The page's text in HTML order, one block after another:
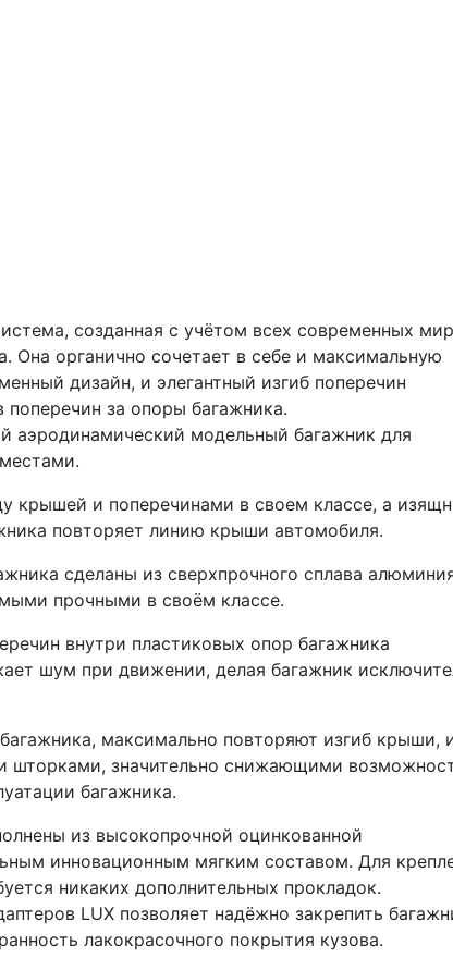
созданная с учётом всех современных
Она органично сочетает в себе и максимальную
дизайн, и элегантный изгиб поперечин
за опоры багажника.
аэродинамический модельный багажник для
крышей и поперечинами в своем классе, а
повторяет линию крыши автомобиля.
сделаны из сверхпрочного сплава
прочными в своём классе.
внутри пластиковых опор багажника
шум при движении, делая багажник
максимально повторяют изгиб крыши,
значительно снижающими
багажника.
из высокопрочной оцинкованной
инновационным мягким составом. Для
никаких дополнительных прокладок.
LUX позволяет надёжно закрепить
лакокрасочного покрытия кузова.